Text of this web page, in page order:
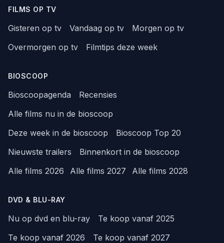
FILMS OP TV
Gisteren op tv Vandaag op tv
Morgen op tv
Overmorgen op tv
Filmtips deze week
BIOSCOOP
Bioscoopagenda
Recensies
Alle films nu in de bioscoop
Deze week in de bioscoop
Bioscoop Top 20
Nieuwste trailers
Binnenkort in de bioscoop
Alle films 2026
Alle films 2027 Alle films 2028
DVD & BLU-RAY
Nu op dvd en blu-ray
Te koop vanaf 2025
Te koop vanaf 2026
Te koop vanaf 2027